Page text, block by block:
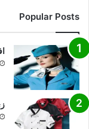
Popular Posts